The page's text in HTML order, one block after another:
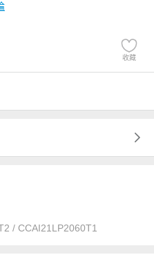
收藏
/ CCAI21LP2060T1